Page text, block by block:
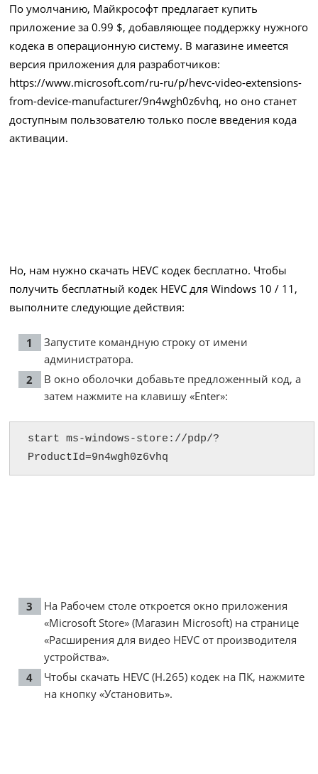
По умолчанию, Майкрософт предлагает купить
приложение за 0.99 $, добавляющее поддержку нужного
кодека в операционную систему. В магазине имеется
версия приложения для разработчиков:
https://www.microsoft.com/ru-ru/p/hevc-video-extensions-
from-device-manufacturer/9n4wgh0z6vhq, но оно станет
доступным пользователю только после введения кода
активации.
Но, нам нужно скачать HEVC кодек бесплатно. Чтобы
получить бесплатный кодек HEVC для Windows 10 / 11,
выполните следующие действия:
Запустите командную строку от имени
администратора.
В окно оболочки добавьте предложенный код, а
затем нажмите на клавишу «Enter»:
start ms-windows-store://pdp/?
ProductId=9n4wgh0z6vhq
На Рабочем столе откроется окно приложения
«Microsoft Store» (Магазин Microsoft) на странице
«Расширения для видео HEVC от производителя
устройства».
Чтобы скачать HEVC (H.265) кодек на ПК, нажмите
на кнопку «Установить».